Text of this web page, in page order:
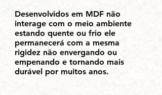
Desenvolvidos em MDF não
interage com o meio ambiente
estando quente ou frio ele
permanecerá com a mesma
rigidez não envergando ou
empenando e tornando mais
durável por muitos anos.